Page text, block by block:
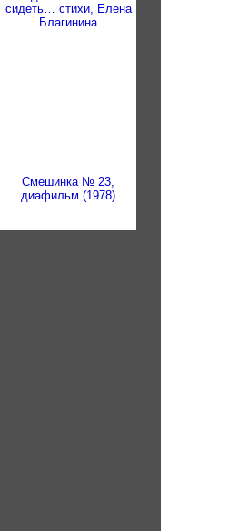
сидеть… стихи, Елена
Благинина
Смешинка № 23,
диафильм (1978)